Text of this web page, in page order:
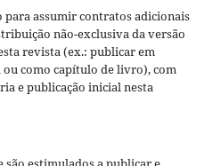
assumir contratos adicionais
não-exclusiva da versão
revista (ex.: publicar em
como capítulo de livro), com
e publicação inicial nesta